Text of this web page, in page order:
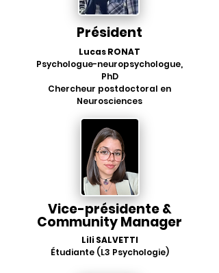
Président
Lucas RONAT
Psychologue-neuropsychologue,
PhD
Chercheur postdoctoral en
Neurosciences
Vice-présidente &
Community Manager
Lili SALVETTI
Étudiante (L3 Psychologie)